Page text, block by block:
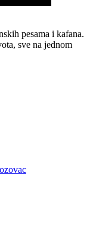
pesama i kafana.
sve na jednom